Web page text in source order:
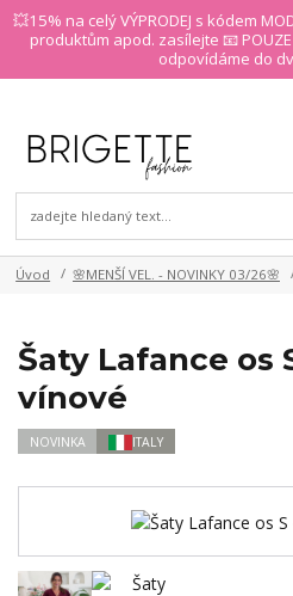
💥15% na celý VÝPRODEJ s kódem
produktům apod. zasílejte 📧
odpovídáme do
Úvod 🌸MENŠÍ VEL. - NOVINKY 03/26🌸
Šaty Lafance os
vínové
NOVINKA ITALY